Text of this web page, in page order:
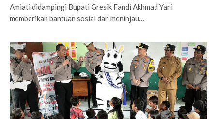
Amiati didampingi Bupati Gresik Fandi Akhmad Yani
memberikan bantuan sosial dan meninjau…